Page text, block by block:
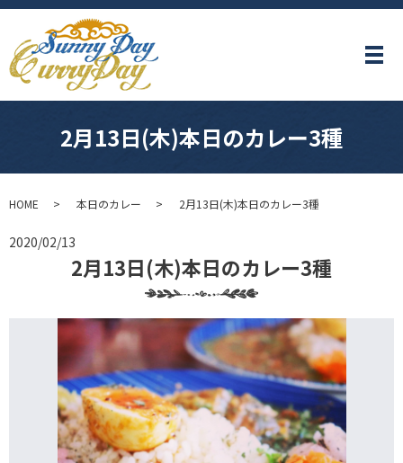
メ
2月13日(木)本日のカレー3種
HOME 本日のカレー 2月13日(木)本日のカレー3種
2020/02/13
2月13日(木)本日のカレー3種